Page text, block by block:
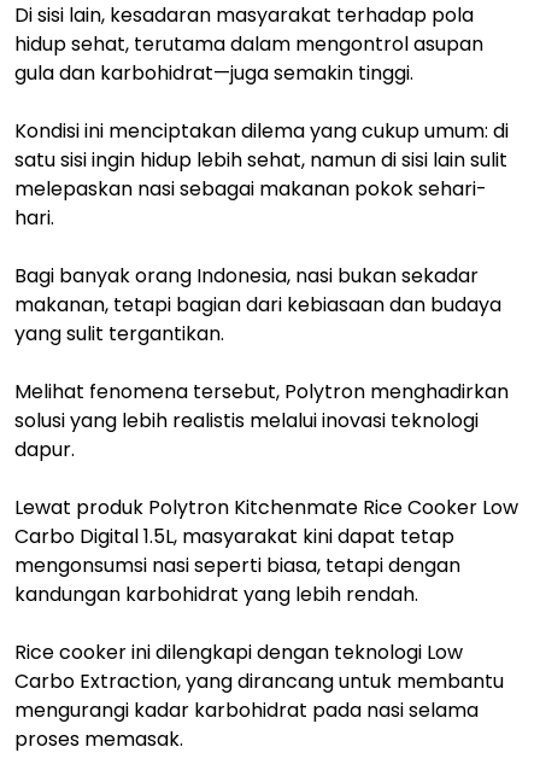
Di sisi lain, kesadaran masyarakat terhadap pola
hidup sehat, terutama dalam mengontrol asupan
gula dan karbohidrat—juga semakin tinggi.
Kondisi ini menciptakan dilema yang cukup umum: di
satu sisi ingin hidup lebih sehat, namun di sisi lain sulit
melepaskan nasi sebagai makanan pokok sehari-
hari.
Bagi banyak orang Indonesia, nasi bukan sekadar
makanan, tetapi bagian dari kebiasaan dan budaya
yang sulit tergantikan.
Melihat fenomena tersebut, Polytron menghadirkan
solusi yang lebih realistis melalui inovasi teknologi
dapur.
Lewat produk Polytron Kitchenmate Rice Cooker Low
Carbo Digital 1.5L, masyarakat kini dapat tetap
mengonsumsi nasi seperti biasa, tetapi dengan
kandungan karbohidrat yang lebih rendah.
Rice cooker ini dilengkapi dengan teknologi Low
Carbo Extraction, yang dirancang untuk membantu
mengurangi kadar karbohidrat pada nasi selama
proses memasak.